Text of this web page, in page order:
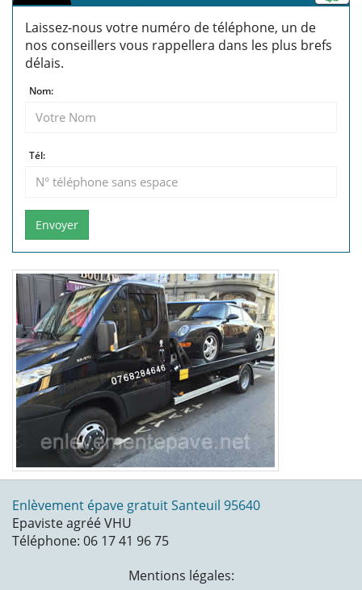
Laissez-nous votre numéro de téléphone, un de
nos conseillers vous rappellera dans les plus brefs
délais.
Nom:
Tél:
Envoyer
Enlèvement épave gratuit Santeuil 95640
Epaviste agréé VHU
Téléphone: 06 17 41 96 75
Mentions légales: